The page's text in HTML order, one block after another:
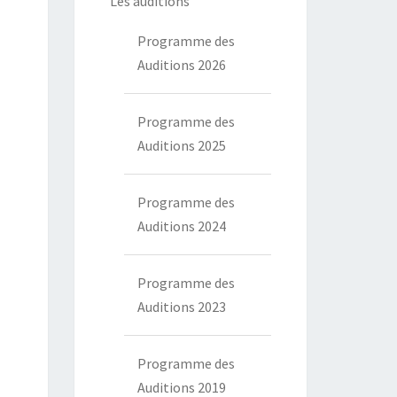
Programme des
Auditions 2026
Programme des
Auditions 2025
Programme des
Auditions 2024
Programme des
Auditions 2023
Programme des
Auditions 2019